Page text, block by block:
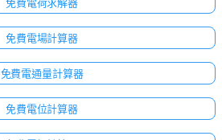
免費電場計算器
免費電通量計算器
免費電位計算器